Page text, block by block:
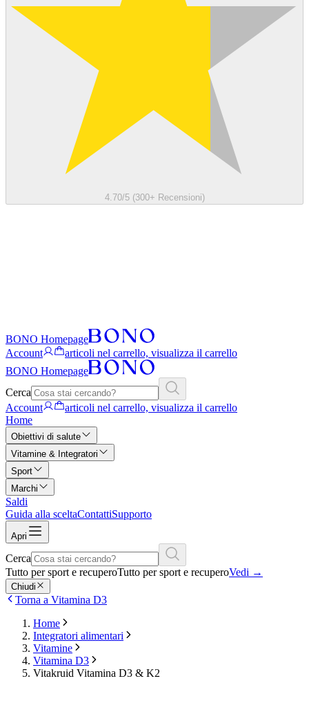
4.70/5 (300+ Recensioni)
BONO Homepage
Account
articoli nel carrello, visualizza il carrello
BONO Homepage
Cerca
Account
articoli nel carrello, visualizza il carrello
Home
Obiettivi di salute
Vitamine & Integratori
Sport
Marchi
Saldi
Guida alla sceltaContattiSupporto
Apri
Cerca
Tutto per sport e recuperoTutto per sport e recuperoVedi →
Chiudi
Torna a Vitamina D3
Home
Integratori alimentari
Vitamine
Vitamina D3
Vitakruid Vitamina D3 & K2